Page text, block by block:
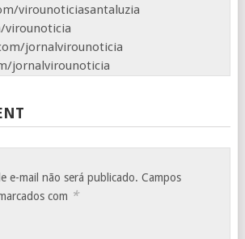
virounoticiasantaluzia
virounoticia
jornalvirounoticia
jornalvirounoticia
e-mail não será publicado. Campos
com *